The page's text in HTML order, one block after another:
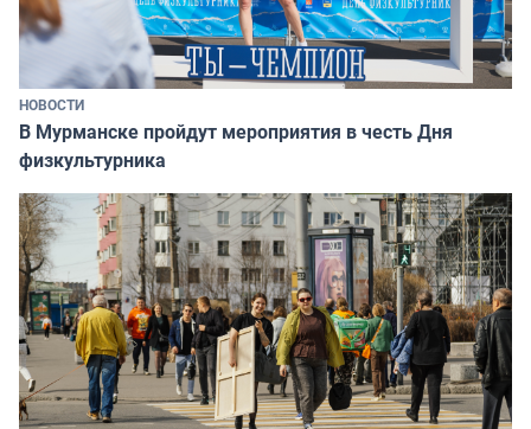
НОВОСТИ
В Мурманске пройдут мероприятия в честь Дня
физкультурника